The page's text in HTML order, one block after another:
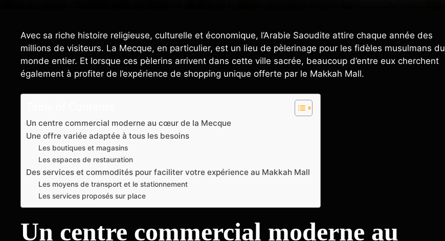
Avec sa riche histoire religieuse, culturelle et économique, l’Arabie Saoudite attire chaque année des
millions de visiteurs. La Mecque, en particulier, est un lieu de pèlerinage pour les fidèles musulmans du
monde entier. Et lorsque ces pèlerins arrivent dans cette ville sacrée, beaucoup d’entre eux cherchent
également à profiter de l’expérience de shopping unique offerte par le Makkah Mall.
Un centre commercial moderne au cœur de la Mecque
Une offre variée adaptée à tous les besoins
Les boutiques et magasins
Les espaces de restauration
Des services et commodités pour faciliter votre expérience au Makkah Mall
Les moyens de transport et le stationnement
Les services proposés sur place
Un centre commercial moderne au